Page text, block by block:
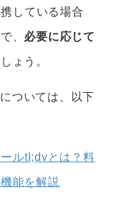
している場合
、 必要に応じて
ょう。
ついては、以下
ルtl;dvとは？料
能を解説